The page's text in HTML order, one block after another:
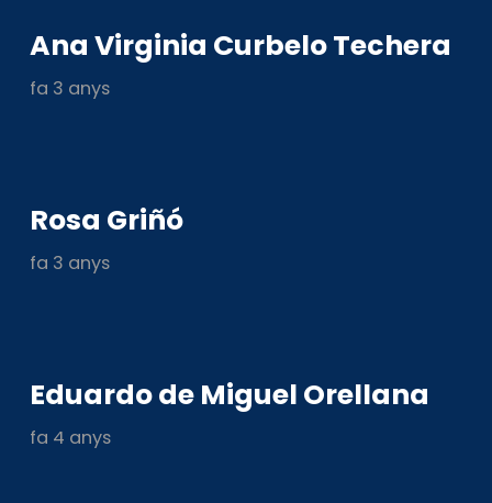
Ana Virginia Curbelo Techera
fa 3 anys
Rosa Griñó
fa 3 anys
Eduardo de Miguel Orellana
fa 4 anys